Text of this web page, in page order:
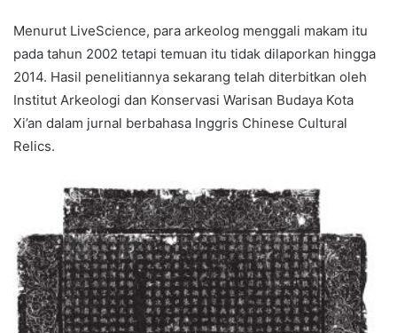
Menurut LiveScience, para arkeolog menggali makam itu
pada tahun 2002 tetapi temuan itu tidak dilaporkan hingga
2014. Hasil penelitiannya sekarang telah diterbitkan oleh
Institut Arkeologi dan Konservasi Warisan Budaya Kota
Xi’an dalam jurnal berbahasa Inggris Chinese Cultural
Relics.